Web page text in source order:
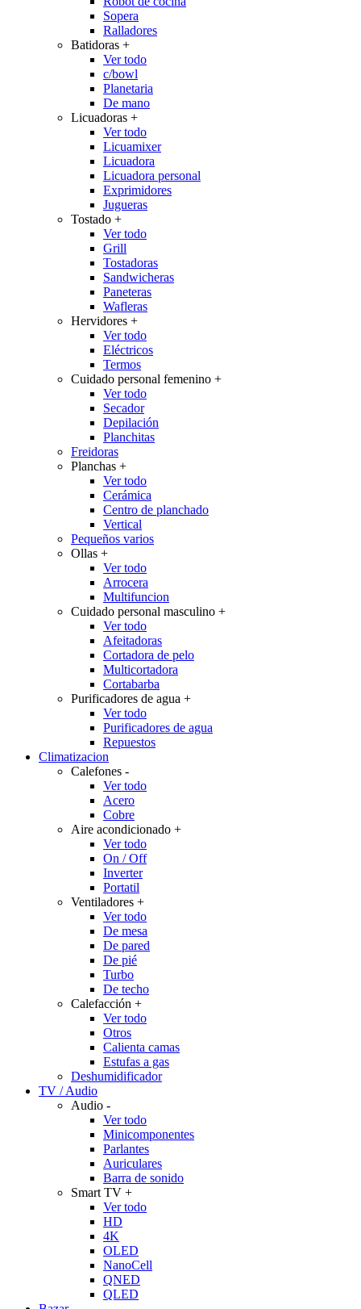
Sopera
Ralladores
Batidoras +
Ver todo
c/bowl
Planetaria
De mano
Licuadoras +
Ver todo
Licuamixer
Licuadora
Licuadora personal
Exprimidores
Jugueras
Tostado +
Ver todo
Grill
Tostadoras
Sandwicheras
Paneteras
Wafleras
Hervidores +
Ver todo
Eléctricos
Termos
Cuidado personal femenino +
Ver todo
Secador
Depilación
Planchitas
Freidoras
Planchas +
Ver todo
Cerámica
Centro de planchado
Vertical
Pequeños varios
Ollas +
Ver todo
Arrocera
Multifuncion
Cuidado personal masculino +
Ver todo
Afeitadoras
Cortadora de pelo
Multicortadora
Cortabarba
Purificadores de agua +
Ver todo
Purificadores de agua
Repuestos
Climatizacion
Calefones -
Ver todo
Acero
Cobre
Aire acondicionado +
Ver todo
On / Off
Inverter
Portatil
Ventiladores +
Ver todo
De mesa
De pared
De pié
Turbo
De techo
Calefacción +
Ver todo
Otros
Calienta camas
Estufas a gas
Deshumidificador
TV / Audio
Audio -
Ver todo
Minicomponentes
Parlantes
Auriculares
Barra de sonido
Smart TV +
Ver todo
HD
4K
OLED
NanoCell
QNED
QLED